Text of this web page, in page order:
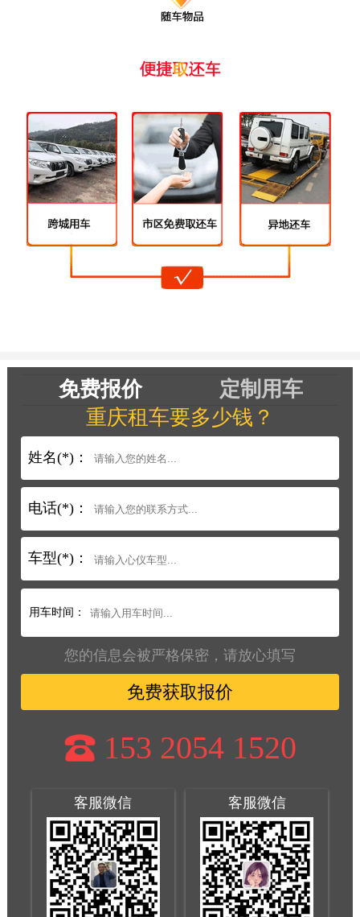
免费报价
定制用车
重庆租车要多少钱？
姓名(*)：
电话(*)：
车型(*)：
用车时间：
您的信息会被严格保密，请放心填写
免费获取报价
153 2054 1520
客服微信 客服微信